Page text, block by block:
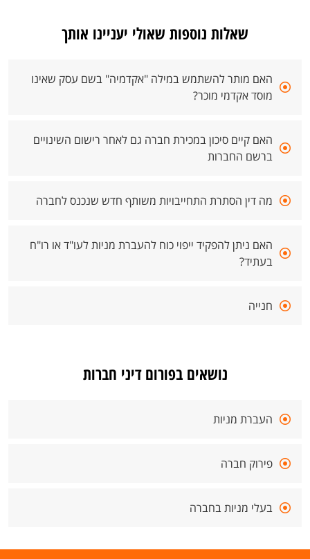
שאלות נוספות שאולי יעניינו אותך
האם מותר להשתמש במילה "אקדמיה" בשם עסק שאינו
מוסד אקדמי מוכר?
האם קיים סיכון במכירת חברה גם לאחר רישום השינויים
ברשם החברות
מה דין הסתרת התחייבויות משותף חדש שנכנס לחברה
האם ניתן להפקיד ייפוי כוח להעברת מניות לעו"ד או רו"ח
בעתיד?
חנייה
נושאים בפורום דיני חברות
העברת מניות
פירוק חברה
בעלי מניות בחברה